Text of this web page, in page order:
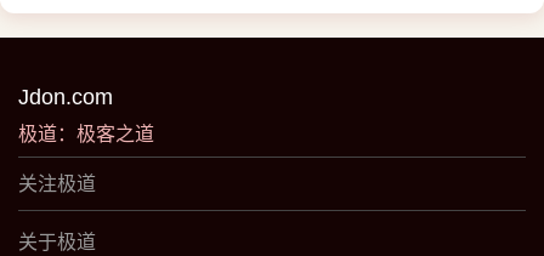
Jdon.com
极道：极客之道
关注极道
关于极道